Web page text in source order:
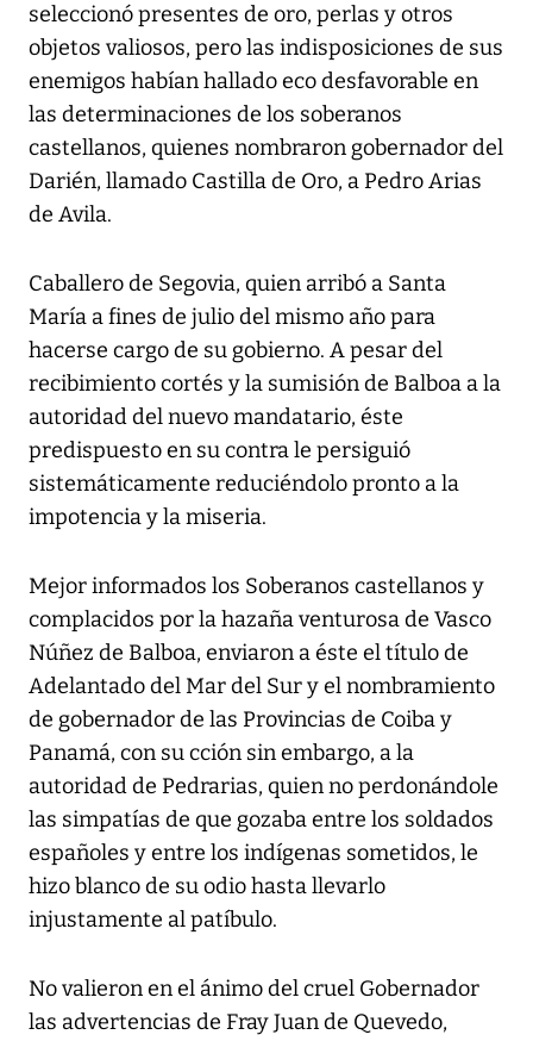
seleccionó presentes de oro, perlas y otros
objetos valiosos, pero las indisposiciones de sus
enemigos habían hallado eco desfavorable en
las determinaciones de los soberanos
castellanos, quienes nombraron gobernador del
Darién, llamado Castilla de Oro, a Pedro Arias
de Avila.
Caballero de Segovia, quien arribó a Santa
María a fines de julio del mismo año para
hacerse cargo de su gobierno. A pesar del
recibimiento cortés y la sumisión de Balboa a la
autoridad del nuevo mandatario, éste
predispuesto en su contra le persiguió
sistemáticamente reduciéndolo pronto a la
impotencia y la miseria.
Mejor informados los Soberanos castellanos y
complacidos por la hazaña venturosa de Vasco
Núñez de Balboa, enviaron a éste el título de
Adelantado del Mar del Sur y el nombramiento
de gobernador de las Provincias de Coiba y
Panamá, con su cción sin embargo, a la
autoridad de Pedrarias, quien no perdonándole
las simpatías de que gozaba entre los soldados
españoles y entre los indígenas sometidos, le
hizo blanco de su odio hasta llevarlo
injustamente al patíbulo.
No valieron en el ánimo del cruel Gobernador
las advertencias de Fray Juan de Quevedo,